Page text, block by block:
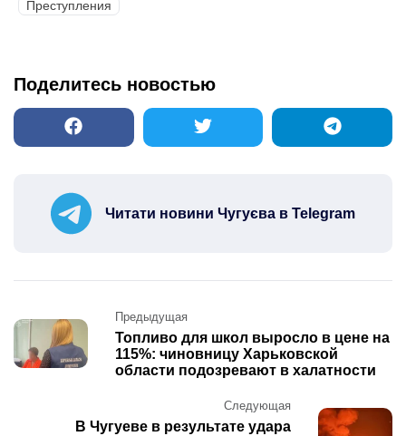
Преступления
Поделитесь новостью
Читати новини Чугуєва в Telegram
Post
navigation
Предыдущая
Топливо для школ выросло в цене на
115%: чиновницу Харьковской
области подозревают в халатности
Следующая
В Чугуеве в результате удара